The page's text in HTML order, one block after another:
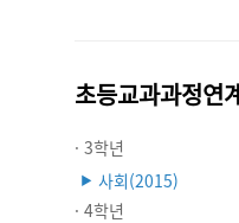
초등교과과정연
· 3학년
▶ 사회(2015)
· 4학년